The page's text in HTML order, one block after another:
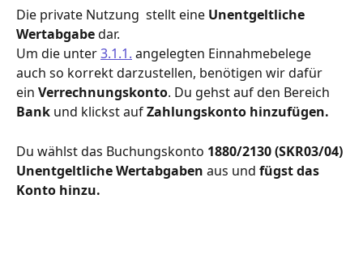
Die private Nutzung  stellt eine Unentgeltliche
Wertabgabe dar.
Um die unter 3.1.1. angelegten Einnahmebelege
auch so korrekt darzustellen, benötigen wir dafür
ein Verrechnungskonto. Du gehst auf den Bereich
Bank und klickst auf Zahlungskonto hinzufügen.
Du wählst das Buchungskonto 1880/2130 (SKR03/04)
Unentgeltliche Wertabgaben aus und fügst das
Konto hinzu.